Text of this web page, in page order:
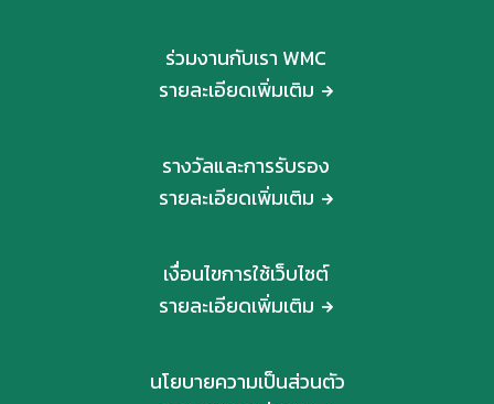
ร่วมงานกับเรา WMC
รายละเอียดเพิ่มเติม
รางวัลและการรับรอง
รายละเอียดเพิ่มเติม
เงื่อนไขการใช้เว็บไซต์
รายละเอียดเพิ่มเติม
นโยบายความเป็นส่วนตัว